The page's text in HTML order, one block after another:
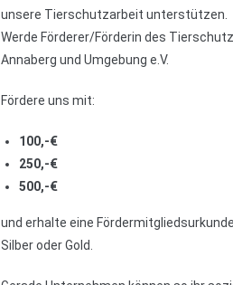
unsere Tierschutzarbeit unterstützen.
Werde Förderer/Förderin des
Annaberg und Umgebung e.V.
Fördere uns mit:
100,-€
250,-€
500,-€
und erhalte eine
Silber oder Gold.